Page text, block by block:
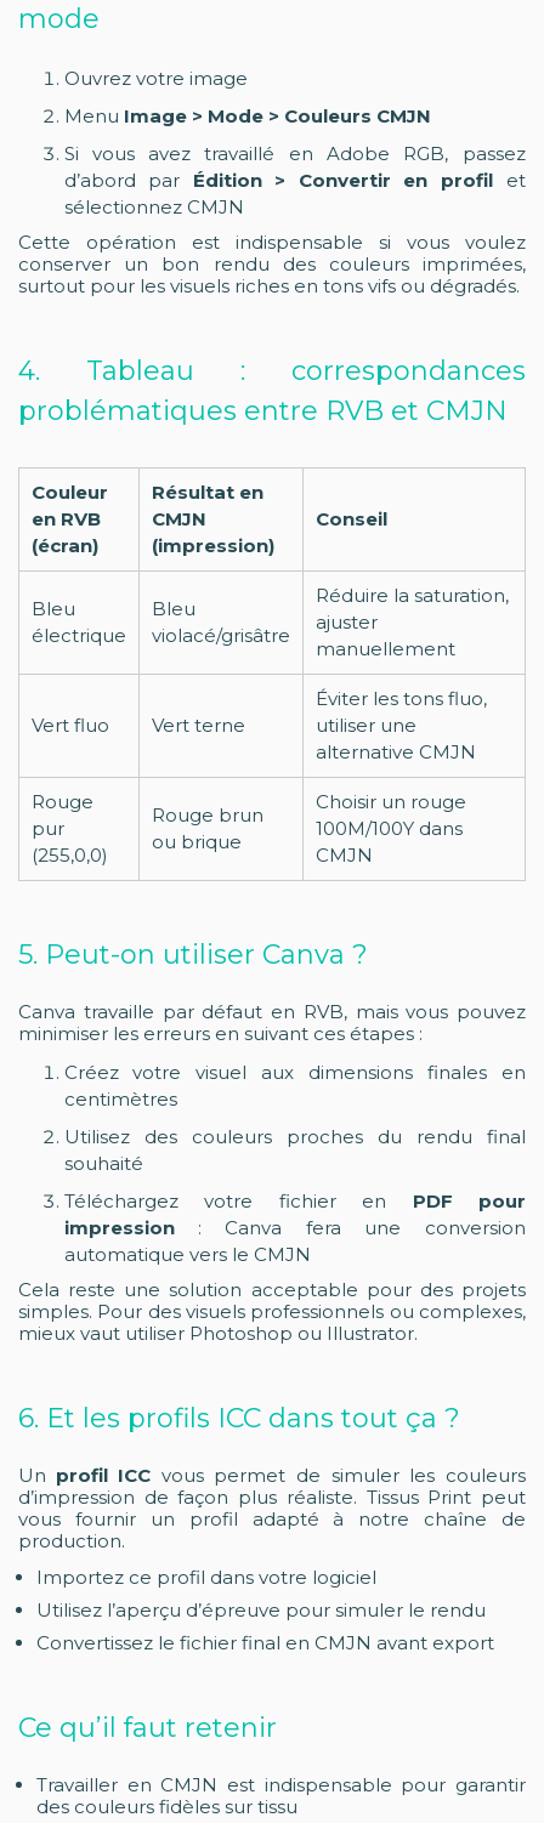
mode
Ouvrez votre image
Menu Image > Mode > Couleurs CMJN
Si vous avez travaillé en Adobe RGB, passez
d’abord par Édition > Convertir en profilet
sélectionnez CMJN
Cette opération est indispensable si vous voulez
conserver un bon rendu des couleurs imprimées,
surtout pour les visuels riches en tons vifs ou dégradés.
4. Tableau : correspondances
problématiques entre RVB et CMJN
Couleur
en RVB
(écran)
Résultat en
CMJN
(impression)
Conseil
Bleu
électrique
Bleu
violacé/grisâtre
Réduire la saturation,
ajuster
manuellement
Vert fluo Vert terne
Éviter les tons fluo,
utiliser une
alternative CMJN
Rouge
pur
(255,0,0)
Rouge brun
ou brique
Choisir un rouge
100M/100Y dans
CMJN
5. Peut-on utiliser Canva ?
Canva travaille par défaut en RVB, mais vous pouvez
minimiser les erreurs en suivant ces étapes :
Créez votre visuel aux dimensions finales en
centimètres
Utilisez des couleurs proches du rendu final
souhaité
Téléchargez votre fichier en PDF pour
impression: Canva fera une conversion
automatique vers le CMJN
Cela reste une solution acceptable pour des projets
simples. Pour des visuels professionnels ou complexes,
mieux vaut utiliser Photoshop ou Illustrator.
6. Et les profils ICC dans tout ça ?
Un profil ICC vous permet de simuler les couleurs
d’impression de façon plus réaliste. Tissus Print peut
vous fournir un profil adapté à notre chaîne de
production.
Importez ce profil dans votre logiciel
Utilisez l’aperçu d’épreuve pour simuler le rendu
Convertissez le fichier final en CMJN avant export
Ce qu’il faut retenir
Travailler en CMJN est indispensable pour garantir
des couleurs fidèles sur tissu